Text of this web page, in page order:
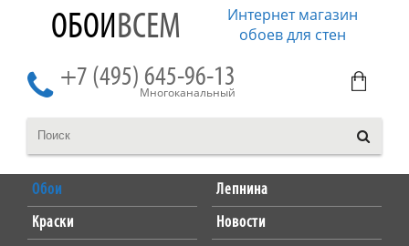
ОБОИВСЕМ
Интернет магазин
обоев для стен
+7 (495) 645-96-13
Многоканальный
Обои
Лепнина
Краски
Новости